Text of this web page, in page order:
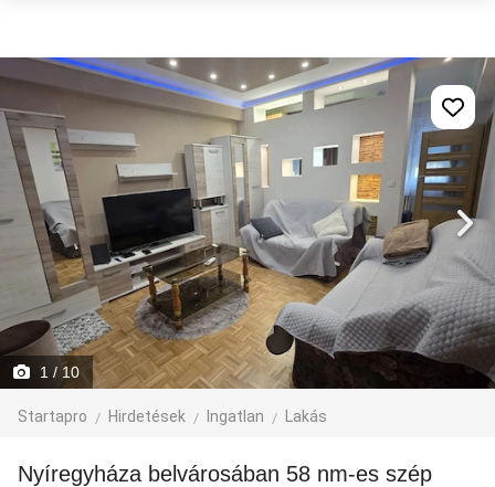
1 / 10
Startapro Hirdetések Ingatlan Lakás
Nyíregyháza belvárosában 58 nm-es szép